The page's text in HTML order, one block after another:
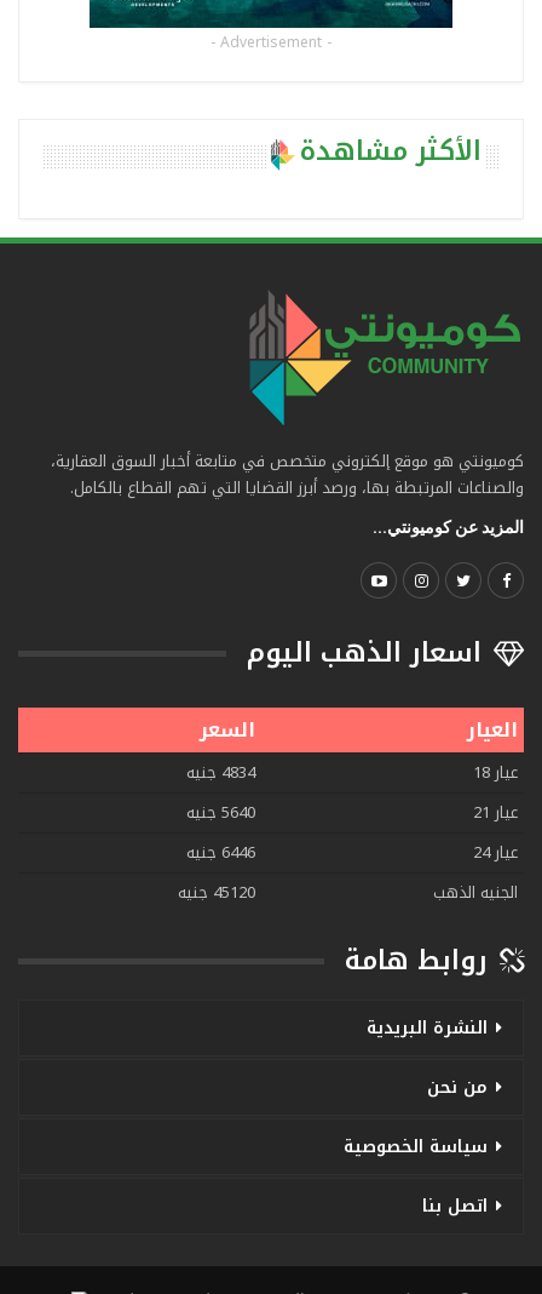
- Advertisement -
الأكثر مشاهدة
كوميونتي هو موقع إلكتروني متخصص في متابعة أخبار السوق العقارية،
والصناعات المرتبطة بها، ورصد أبرز القضايا التي تهم القطاع بالكامل.
المزيد عن كوميونتي...
اسعار الذهب اليوم
العيار السعر
عيار 18
4834 جنيه
عيار 21
5640 جنيه
عيار 24
6446 جنيه
الجنيه الذهب
45120 جنيه
روابط هامة
النشرة البريدية
من نحن
سياسة الخصوصية
اتصل بنا